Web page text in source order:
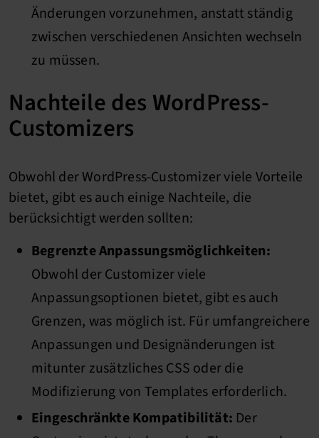
Änderungen vorzunehmen, anstatt ständig
zwischen verschiedenen Ansichten wechseln
zu müssen.
Nachteile des WordPress-
Customizers
Obwohl der WordPress-Customizer viele Vorteile
bietet, gibt es auch einige Nachteile, die
berücksichtigt werden sollten:
Begrenzte Anpassungsmöglichkeiten:
Obwohl der Customizer viele
Anpassungsoptionen bietet, gibt es auch
Grenzen, was möglich ist. Für umfangreichere
Anpassungen und Designänderungen ist
mitunter zusätzliches CSS oder die
Modifizierung von Templates erforderlich.
Eingeschränkte Kompatibilität: Der